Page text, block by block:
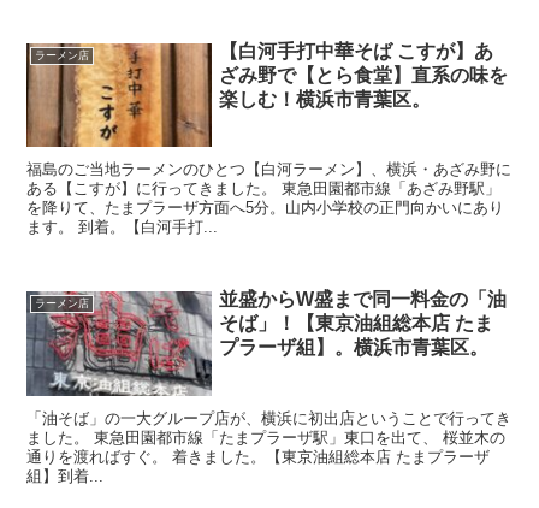
ラーメン店
【白河手打中華そば こすが】あ
ざみ野で【とら食堂】直系の味を
楽しむ！横浜市青葉区。
福島のご当地ラーメンのひとつ【白河ラーメン】、横浜・あざみ野に
ある【こすが】に行ってきました。 東急田園都市線「あざみ野駅」
を降りて、たまプラーザ方面へ5分。山内小学校の正門向かいにあり
ます。 到着。【白河手打...
ラーメン店
並盛からW盛まで同一料金の「油
そば」！【東京油組総本店 たま
プラーザ組】。横浜市青葉区。
「油そば」の一大グループ店が、横浜に初出店ということで行ってき
ました。 東急田園都市線「たまプラーザ駅」東口を出て、 桜並木の
通りを渡ればすぐ。 着きました。【東京油組総本店 たまプラーザ
組】到着...